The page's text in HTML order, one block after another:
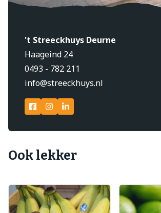
't Streeckhuys Deurne
Haageind 24
0493 - 782 211
info@streeckhuys.nl
Ook lekker